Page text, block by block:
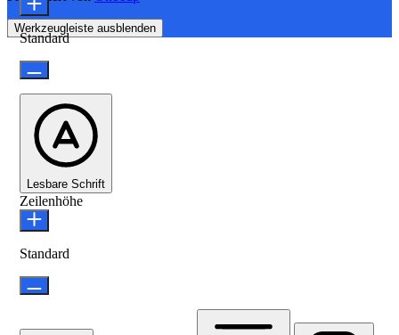
Werkzeugleiste ausblenden
Standard
Lesbare Schrift
Zeilenhöhe
Standard